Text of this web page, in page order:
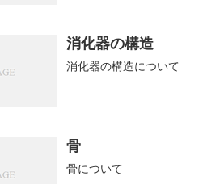
消化器の構造
消化器の構造について
骨
骨について